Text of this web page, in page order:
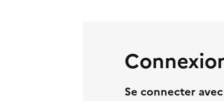
Se connecter